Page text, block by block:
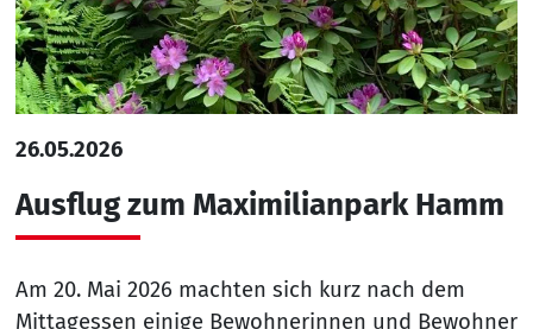
26.05.2026
Ausflug zum Maximilianpark Hamm
Am 20. Mai 2026 machten sich kurz nach dem
Mittagessen einige Bewohnerinnen und Bewohner